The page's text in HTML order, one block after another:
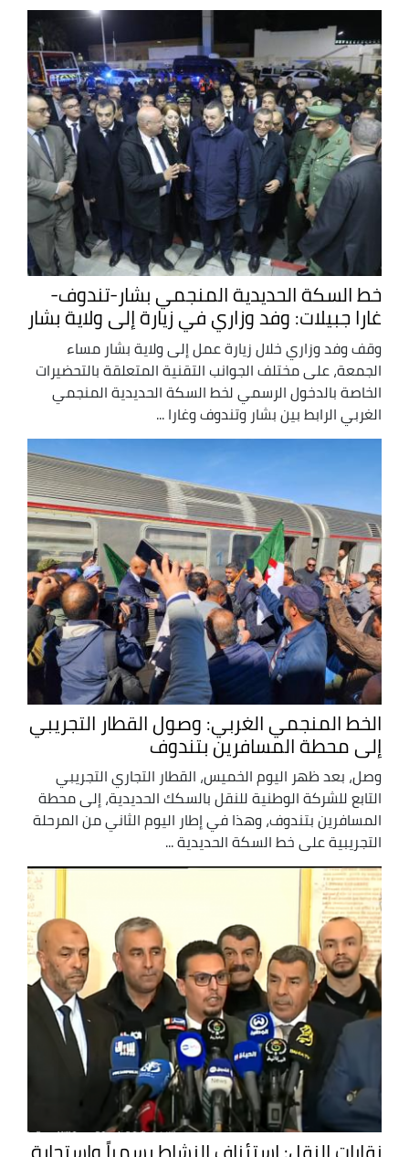
خط السكة الحديدية المنجمي بشار-تندوف-
غارا جبيلات: وفد وزاري في زيارة إلى ولاية بشار
وقف وفد وزاري خلال زيارة عمل إلى ولاية بشار مساء
الجمعة، على مختلف الجوانب التقنية المتعلقة بالتحضيرات
الخاصة بالدخول الرسمي لخط السكة الحديدية المنجمي
الغربي الرابط بين بشار وتندوف وغارا ...
الخط المنجمي الغربي: وصول القطار التجريبي
إلى محطة المسافرين بتندوف
وصل، بعد ظهر اليوم الخميس، القطار التجاري التجريبي
التابع للشركة الوطنية للنقل بالسكك الحديدية، إلى محطة
المسافرين بتندوف، وهذا في إطار اليوم الثاني من المرحلة
التجريبية على خط السكة الحديدية ...